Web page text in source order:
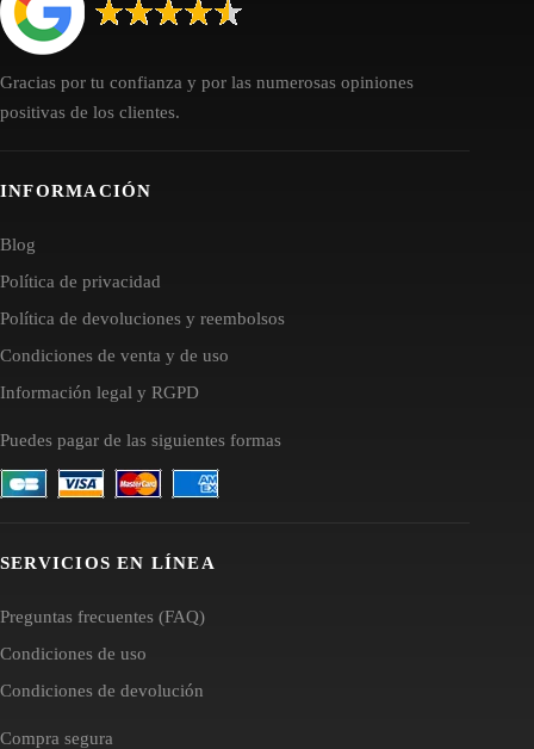
Gracias por tu confianza y por las numerosas opiniones
positivas de los clientes.
INFORMACIÓN
Blog
Política de privacidad
Política de devoluciones y reembolsos
Condiciones de venta y de uso
Información legal y RGPD
Puedes pagar de las siguientes formas
SERVICIOS EN LÍNEA
Preguntas frecuentes (FAQ)
Condiciones de uso
Condiciones de devolución
Compra segura